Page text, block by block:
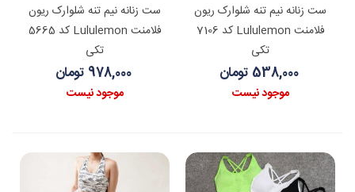
ست زنانه نیم تنه شلوارک ریون
فلامنت Lululemon کد 7106
تکی
538,000 تومان
موجود نیست
ست زنانه نیم تنه شلوارک ریون
فلامنت Lululemon کد 5665
تکی
978,000 تومان
موجود نیست